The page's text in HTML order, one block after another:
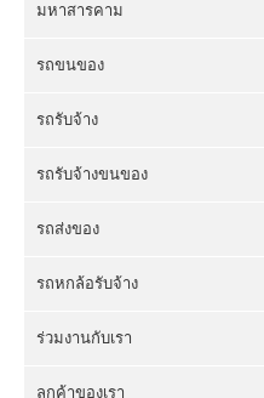
มหาสารคาม
รถขนของ
รถรับจ้าง
รถรับจ้างขนของ
รถส่งของ
รถหกล้อรับจ้าง
ร่วมงานกับเรา
ลูกค้าของเรา